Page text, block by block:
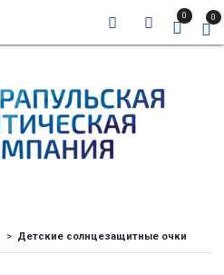
0 0
Детские солнцезащитные очки